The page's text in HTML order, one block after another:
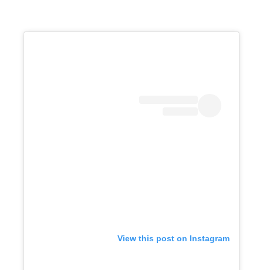
View this post on Instagram